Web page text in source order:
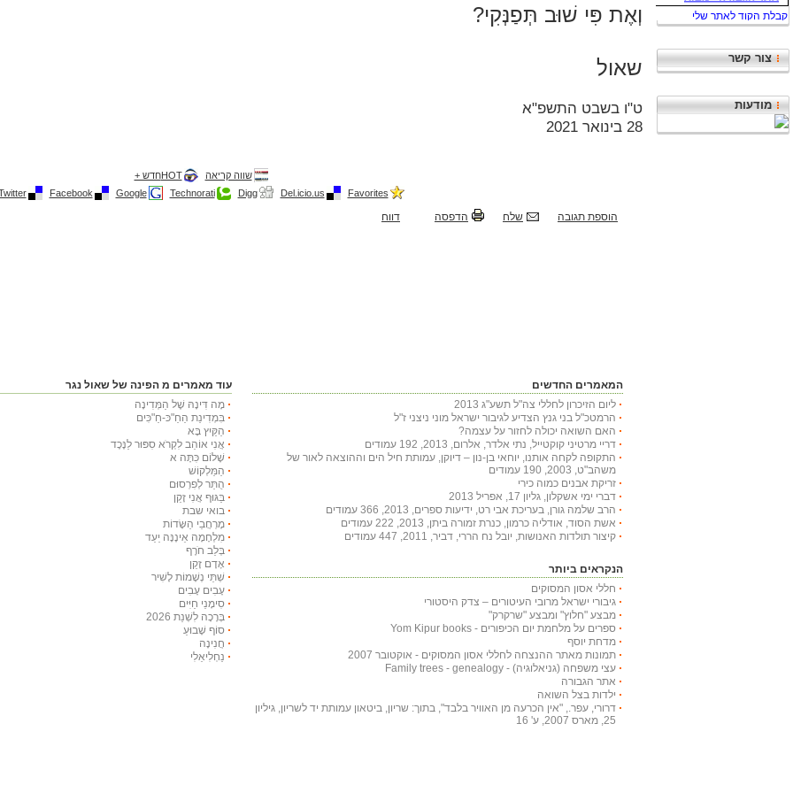
צור קשר
מודעות
וְאֶת פִּי שׁוּב תְּפַנְּקִי?
שאול
ט"ו בשבט התשפ"א
28 בינואר 2021
שווה קריאה
HOTחדש +
Favorites
Del.icio.us
Digg
Technorati
Google
Facebook
הוספת תגובה שלח הדפסה דווח
המאמרים החדשים
ליום הזיכרון לחללי צה"ל תשע"ג 2013
הרמטכ"ל בני גנץ הצדיע לגיבור ישראל מוני ניצני ז"ל
האם השואה יכולה לחזור על עצמה?
דריי מרטיני קוקטייל, נתי אלדר, אלרום, 2013, 192 עמודים
התקופה לקחה אותנו, יוחאי בן-נון – דיוקן, עמותת חיל הים וההוצאה לאור של
משהב"ט, 2003, 190 עמודים
זריקת אבנים כמוה כירי
דברי ימי אשקלון, גליון 17, אפריל 2013
הרב שלמה גורן, בעריכת אבי רט, ידיעות ספרים, 2013, 366 עמודים
אשת הסוד, אודליה כרמון, כנרת זמורה ביתן, 2013, 222 עמודים
קיצור תולדות האנושות, יובל נח הררי, דביר, 2011, 447 עמודים
הנקראים ביותר
חללי אסון המסוקים
גיבורי ישראל מרובי העיטורים – צדק היסטורי
מבצע "חלוץ" ומבצע "שרקרק"
ספרים על מלחמת יום הכיפורים - Yom Kipur books
מדחת יוסף
תמונות מאתר ההנצחה לחללי אסון המסוקים - אוקטובר 2007
עצי משפחה (גניאלוגיה) - Family trees - genealogy
אתר הגבורה
ילדות בצל השואה
דרורי, עפר., "אין הכרעה מן האוויר בלבד", בתוך: שריון, ביטאון עמותת יד לשריון, גיליון
25, מארס 2007, ע' 16
עוד מאמרים מ הפינה של שאול נגר
מָה דִּינָהּ שֶׁל הַמְּדִינָה
בִּמְדִינַת הַחַ"כּ-חַ"כִּים
הַקַּיִץ בָּא
אֲנִי אוֹהֵב לִקְרֹא סִפּוּר לַנֶּכֶד
שָׁלוֹם כִּתָּה א
הַמַּלְקוֹשׁ
הֻתַּר לְפִרְסוּם
בַּגּוּף אֲנִי זָקֵן
בואי שבת
מֶרְחֲבֵי הַשָּׂדוֹת
מִלְחָמָה אֵינֶנָּה יַעַד
בְּלֵב חֹרֶף
אָדָם זָקֵן
שְׁתֵּי נְשָׁמוֹת לָשִׁיר
עָבִים עָבִים
סִימָנֵי חַיִּים
בְּרָכָה לִשְׁנַת 2026
סוֹף שָׁבוּעַ
חֲנִינָה
נַחְלִיאֵלִי